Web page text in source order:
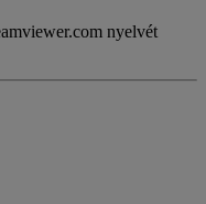
nyelvét